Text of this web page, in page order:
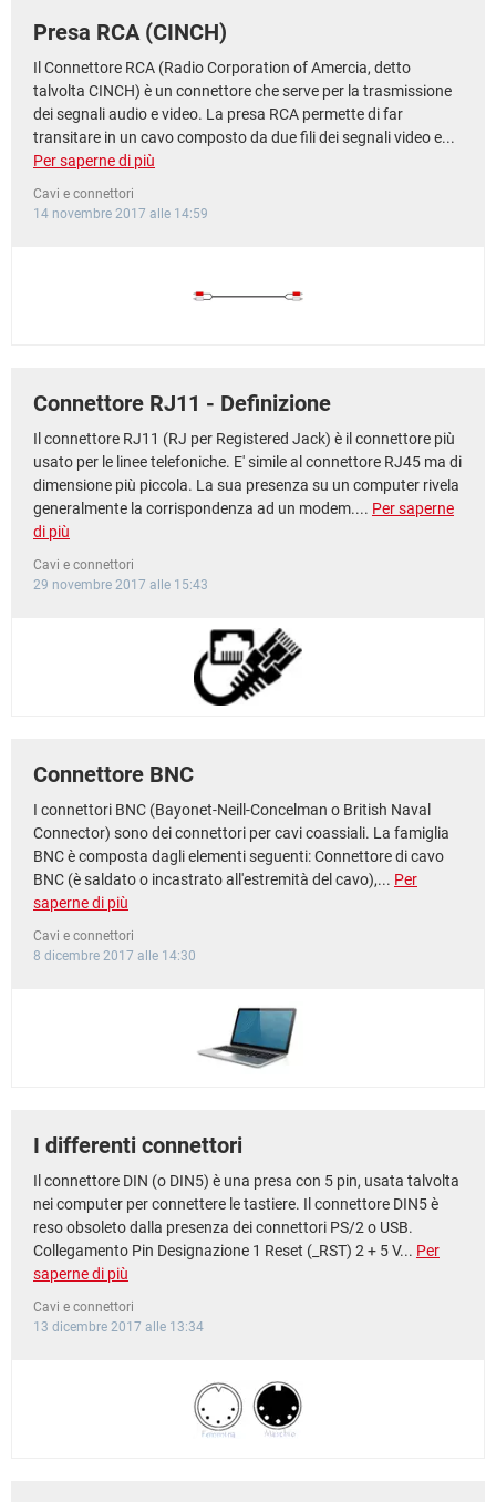
Presa RCA (CINCH)
Il Connettore RCA (Radio Corporation of Amercia, detto
talvolta CINCH) è un connettore che serve per la trasmissione
dei segnali audio e video. La presa RCA permette di far
transitare in un cavo composto da due fili dei segnali video e...
Per saperne di più
Cavi e connettori
14 novembre 2017 alle 14:59
Connettore RJ11 - Definizione
Il connettore RJ11 (RJ per Registered Jack) è il connettore più
usato per le linee telefoniche. E' simile al connettore RJ45 ma di
dimensione più piccola. La sua presenza su un computer rivela
generalmente la corrispondenza ad un modem.... Per saperne
di più
Cavi e connettori
29 novembre 2017 alle 15:43
Connettore BNC
I connettori BNC (Bayonet-Neill-Concelman o British Naval
Connector) sono dei connettori per cavi coassiali. La famiglia
BNC è composta dagli elementi seguenti: Connettore di cavo
BNC (è saldato o incastrato all'estremità del cavo),... Per
saperne di più
Cavi e connettori
8 dicembre 2017 alle 14:30
I differenti connettori
Il connettore DIN (o DIN5) è una presa con 5 pin, usata talvolta
nei computer per connettere le tastiere. Il connettore DIN5 è
reso obsoleto dalla presenza dei connettori PS/2 o USB.
Collegamento Pin Designazione 1 Reset (_RST) 2 + 5 V... Per
saperne di più
Cavi e connettori
13 dicembre 2017 alle 13:34